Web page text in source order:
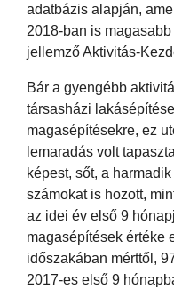
adatbázis alapján,
2018-ban is
jellemző Aktivitás-
Bár a gyengébb
társasházi
magasépítésekre, ez
lemaradás volt
képest, sőt, a
számokat is hozott,
az idei év első 9
magasépítések értéke
időszakában mérttől,
2017-es első 9